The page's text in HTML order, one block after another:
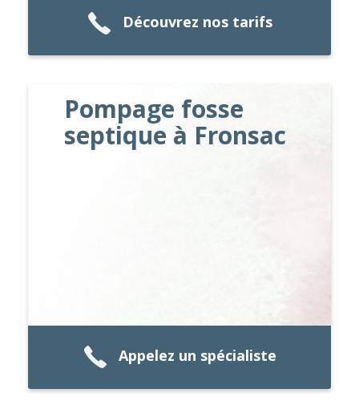
Découvrez nos tarifs
Pompage fosse
septique à Fronsac
Appelez un spécialiste